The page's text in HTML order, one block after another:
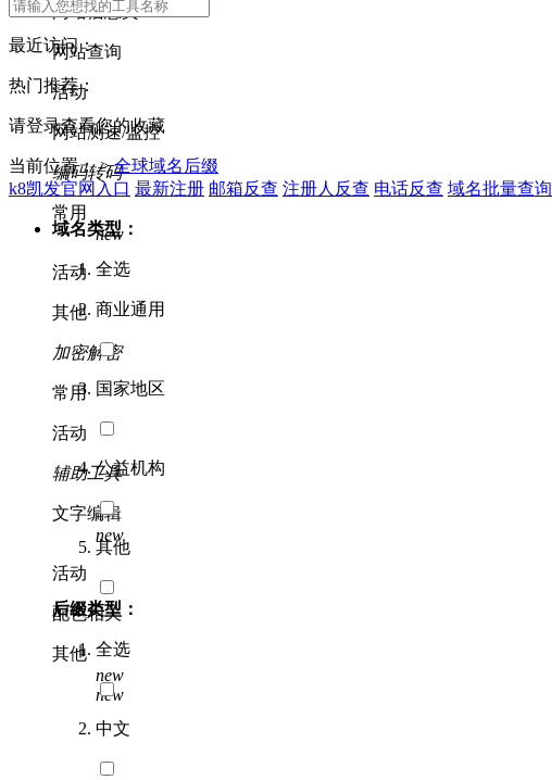
网站信息类
网站查询
活动
网站测速/监控
编码转码
常用
new
活动
其他
加密解密
常用
活动
辅助工具
文字编辑
new
活动
配色相关
其他
new
new
最近访问：
热门推荐：
请登录查看您的收藏
当前位置： >全球域名后缀
k8凯发官网入口 最新注册 邮箱反查 注册人反查 电话反查 域名批量查询
域名类型：
全选
商业通用
国家地区
公益机构
其他
后缀类型：
全选
中文